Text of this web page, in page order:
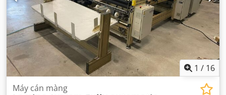
1 / 16
Máy cán màng